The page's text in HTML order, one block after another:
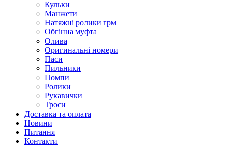
Кульки
Манжети
Натяжні ролики грм
Обгінна муфта
Олива
Оригинальні номери
Паси
Пильники
Помпи
Ролики
Рукавички
Троси
Доставка та оплата
Новини
Питання
Контакти